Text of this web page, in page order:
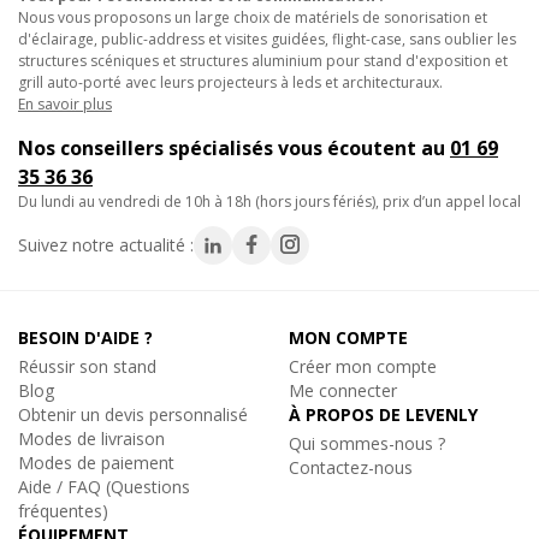
événement mobile.
• Serrage sécurisé dans un stand modulaire pour salon
professionnel.
40 à votre matériel pour un montage fiable, rapide et adapté
aux contraintes du terrain.
Caractéristiques techniques :
Nous vous proposons un large choix de matériels de sonorisation et
d'éclairage, public-address et visites guidées, flight-case, sans oublier les
structures scéniques et structures aluminium pour stand d'exposition et
grill auto-porté avec leurs projecteurs à leds et architecturaux.
En savoir plus
Nos conseillers spécialisés vous écoutent au 01 69
35 36 36
du lundi au vendredi de 10h à 18h (hors jours fériés), prix d’un appel local
Suivez notre actualité :
BESOIN D'AIDE ?
Réussir son stand
Blog
Obtenir un devis personnalisé
Modes de livraison
Modes de paiement
Aide / FAQ (Questions
fréquentes)
ÉQUIPEMENT
MON COMPTE
Créer mon compte
Me connecter
À PROPOS DE LEVENLY
Qui sommes-nous ?
Contactez-nous